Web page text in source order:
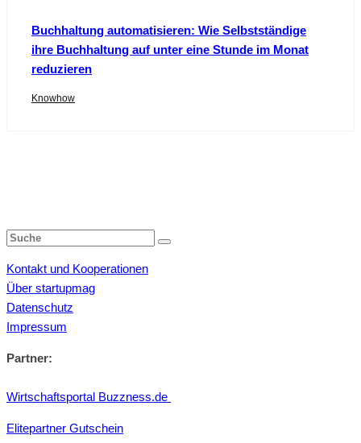
Buchhaltung automatisieren: Wie Selbstständige
ihre Buchhaltung auf unter eine Stunde im Monat
reduzieren
Knowhow
Kontakt und Kooperationen
Über startupmag
Datenschutz
Impressum
Partner:
Wirtschaftsportal Buzzness.de
Elitepartner Gutschein